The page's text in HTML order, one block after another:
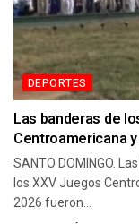
DEPORTES
Las banderas de
Centroamericana
SANTO DOMINGO.
los XXV Juegos
2026 fueron...